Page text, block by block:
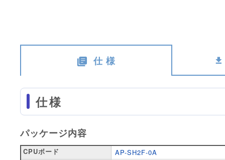
仕 様
仕様
パッケージ内容
CPUボード
AP-SH2F-0A